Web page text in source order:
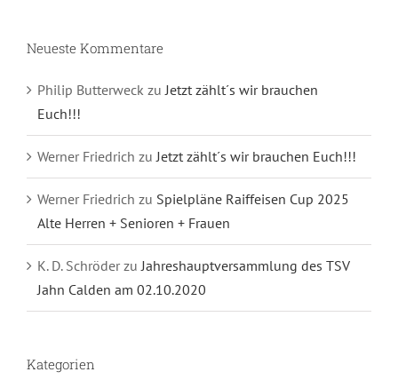
Neueste Kommentare
Philip Butterweck zu Jetzt zählt´s wir brauchen
Euch!!!
Werner Friedrich zu Jetzt zählt´s wir brauchen Euch!!!
Werner Friedrich zu Spielpläne Raiffeisen Cup 2025
Alte Herren + Senioren + Frauen
K. D. Schröder zu Jahreshauptversammlung des TSV
Jahn Calden am 02.10.2020
Kategorien